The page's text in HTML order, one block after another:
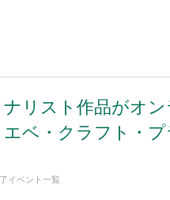
リスト作品がオン
ベ・クラフト・プ
イベント一覧